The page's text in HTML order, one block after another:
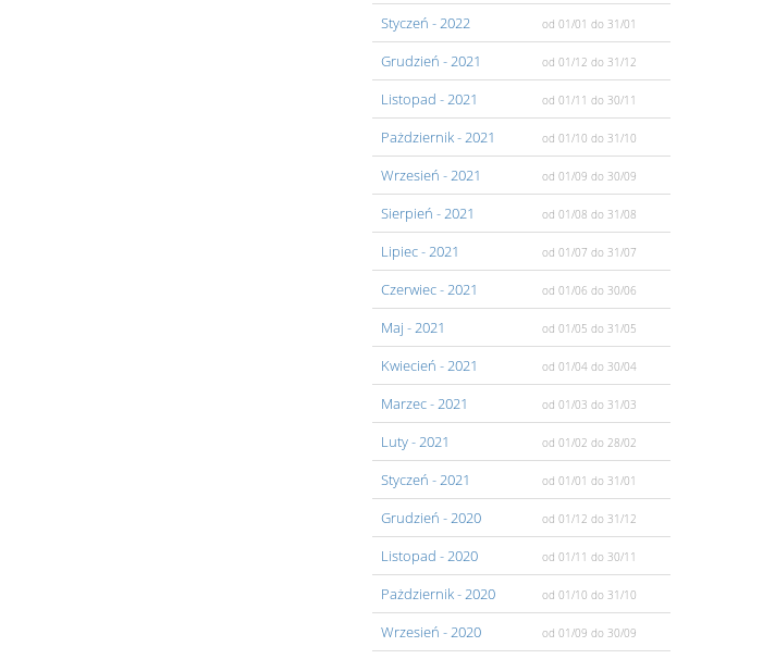
Styczeń - 2022 od 01/01 do 31/01
Grudzień - 2021 od 01/12 do 31/12
Listopad - 2021 od 01/11 do 30/11
Pażdziernik- 2021 od 01/10 do 31/10
Wrzesień - 2021 od 01/09 do 30/09
Sierpień - 2021 od 01/08 do 31/08
Lipiec- 2021 od 01/07 do 31/07
Czerwiec- 2021 od 01/06 do 30/06
Maj - 2021 od 01/05 do 31/05
Kwiecień - 2021 od 01/04 do 30/04
Marzec- 2021 od 01/03 do 31/03
Luty- 2021 od 01/02 do 28/02
Styczeń - 2021 od 01/01 do 31/01
Grudzień - 2020 od 01/12 do 31/12
Listopad - 2020 od 01/11 do 30/11
Pażdziernik- 2020 od 01/10 do 31/10
Wrzesień - 2020 od 01/09 do 30/09